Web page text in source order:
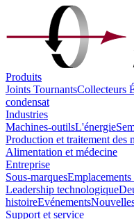
Produits
Joints TournantsCollecteurs
condensat
Industries
Machines-outilsL'énergie
Production et traitement des
Alimentation et médecine
Entreprise
Sous-marques
Leadership technologique
histoireEvénements
Support et service